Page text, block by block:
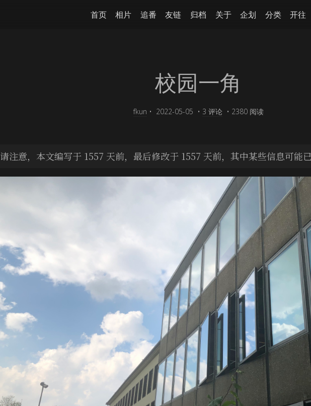
首页 相片 追番 友链 归档 关于 企划 分类 开往
校园一角
fkun • 2022-05-05 • 3 评论• 2380 阅读
请注意，本文编写于 1557 天前，最后修改于 1557 天前，其中某些信息可能